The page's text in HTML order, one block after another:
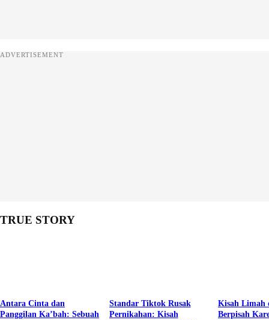
ADVERTISEMENT
TRUE STORY
Antara Cinta dan
Panggilan Ka’bah: Sebuah
Standar Tiktok Rusak
Pernikahan: Kisah
Kisah Limah
Berpisah